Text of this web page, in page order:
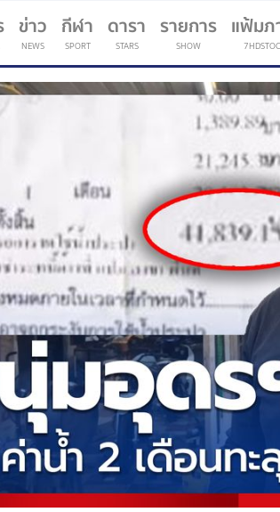
ข่าว
NEWS
กีฬา
SPORT
(current)
ดารา
STARS
รายการ
SHOW
แฟ้ม